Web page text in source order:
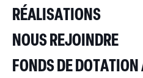
RÉALISATIONS
NOUS REJOINDRE
FONDS DE